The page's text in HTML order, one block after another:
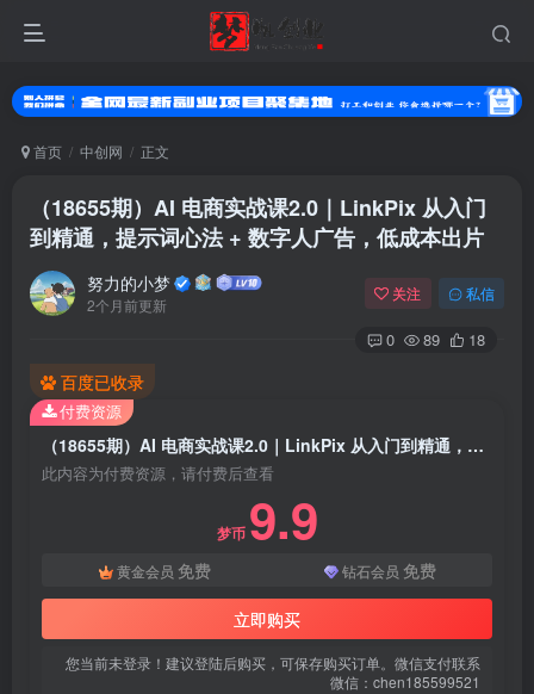
首页 中创网 正文
（18655期）AI 电商实战课2.0｜LinkPix 从入门
到精通，提示词心法 + 数字人广告，低成本出片
努力的小梦
2个月前更新
关注 私信
0 89 18
百度已收录
（18655期）AI 电商实战课2.0｜LinkPix 从入门到精通，提示词心法 + 数字人广告，低成本出片
此内容为付费资源，请付费后查看
梦币 9.9
黄金会员 免费 钻石会员 免费
立即购买
您当前未登录！建议登陆后购买，可保存购买订单。微信支付联系
微信：chen185599521
付费资源
扫码登录
使用